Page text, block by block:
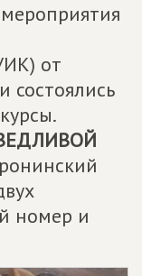
от
номер и